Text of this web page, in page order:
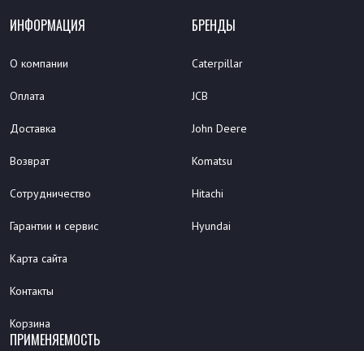
ИНФОРМАЦИЯ
О компании
Оплата
Доставка
Возврат
Сотрудничество
Гарантии и сервис
Карта сайта
Контакты
Корзина
БРЕНДЫ
Caterpillar
JCB
John Deere
Komatsu
Hitachi
Hyundai
ПРИМЕНЯЕМОСТЬ